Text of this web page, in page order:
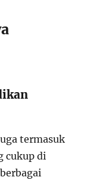
termasuk
cukup di